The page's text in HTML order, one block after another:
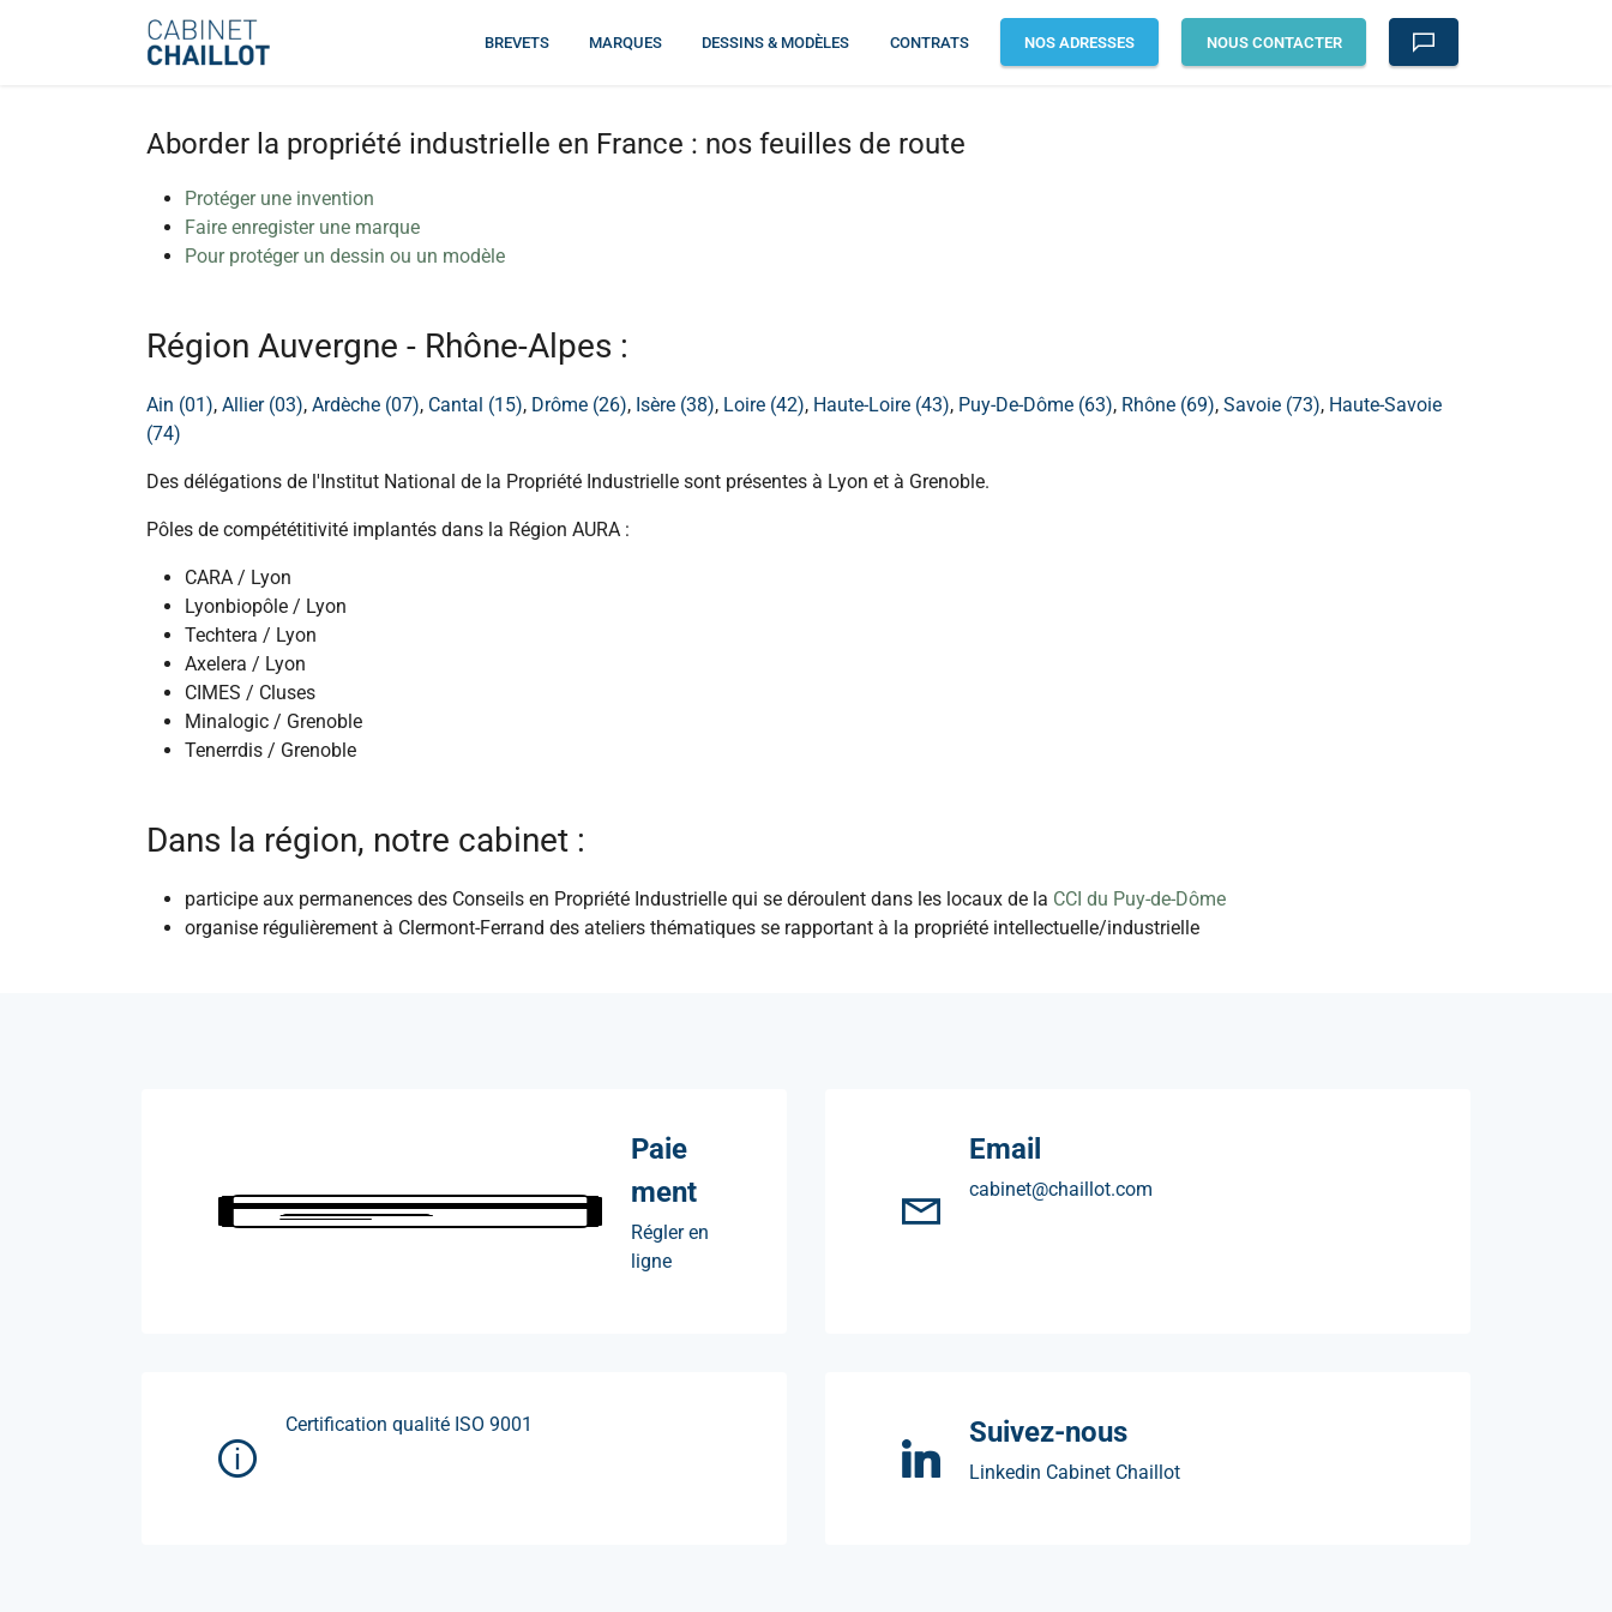
BREVETS MARQUES DESSINS & MODÈLES CONTRATS NOS ADRESSES NOUS CONTACTER
Aborder la propriété industrielle en France : nos feuilles de route
Protéger une invention
Faire enregister une marque
Pour protéger un dessin ou un modèle
Région Auvergne - Rhône-Alpes :
Ain (01), Allier (03), Ardèche (07), Cantal (15), Drôme (26), Isère (38), Loire (42), Haute-Loire (43), Puy-De-Dôme (63), Rhône (69), Savoie (73), Haute-Savoie
(74)
Des délégations de l'Institut National de la Propriété Industrielle sont présentes à Lyon et à Grenoble.
Pôles de compététitivité implantés dans la Région AURA :
CARA / Lyon
Lyonbiopôle / Lyon
Techtera / Lyon
Axelera / Lyon
CIMES / Cluses
Minalogic / Grenoble
Tenerrdis / Grenoble
Dans la région, notre cabinet :
participe aux permanences des Conseils en Propriété Industrielle qui se déroulent dans les locaux de la CCI du Puy-de-Dôme
organise régulièrement à Clermont-Ferrand des ateliers thématiques se rapportant à la propriété intellectuelle/industrielle
Paie
ment
Régler en
ligne
Email
cabinet@chaillot.com
Certification qualité ISO 9001 Suivez-nous
Linkedin Cabinet Chaillot